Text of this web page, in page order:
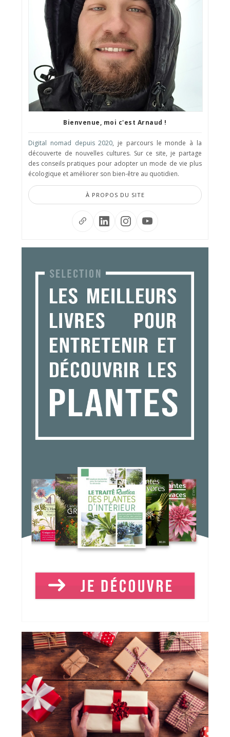
Bienvenue, moi c'est Arnaud !
Digital nomad depuis 2020, je parcours le monde à la
découverte de nouvelles cultures. Sur ce site, je partage
des conseils pratiques pour adopter un mode de vie plus
écologique et améliorer son bien-être au quotidien.
À PROPOS DU SITE